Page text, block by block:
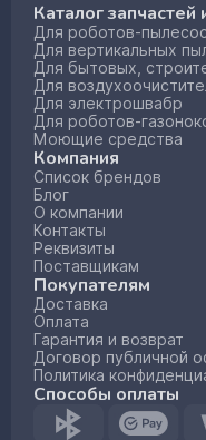
Каталог запчастей
Для роботов-
Для вертикальных
Для бытовых,
Для
Для электрошвабр
Для роботов-
Моющие средства
Компания
Список брендов
Блог
О компании
Контакты
Реквизиты
Поставщикам
Покупателям
Доставка
Оплата
Гарантия и возврат
Договор публичной
Политика
Способы оплаты